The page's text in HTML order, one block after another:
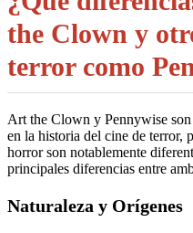
the Clown y
terror como
Art the Clown y Pennywise son
en la historia del cine de terror,
horror son notablemente
principales diferencias entre
Naturaleza y Orígenes